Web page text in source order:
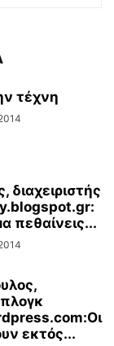
τέχνη
πεθαίνεις...
εκτός...